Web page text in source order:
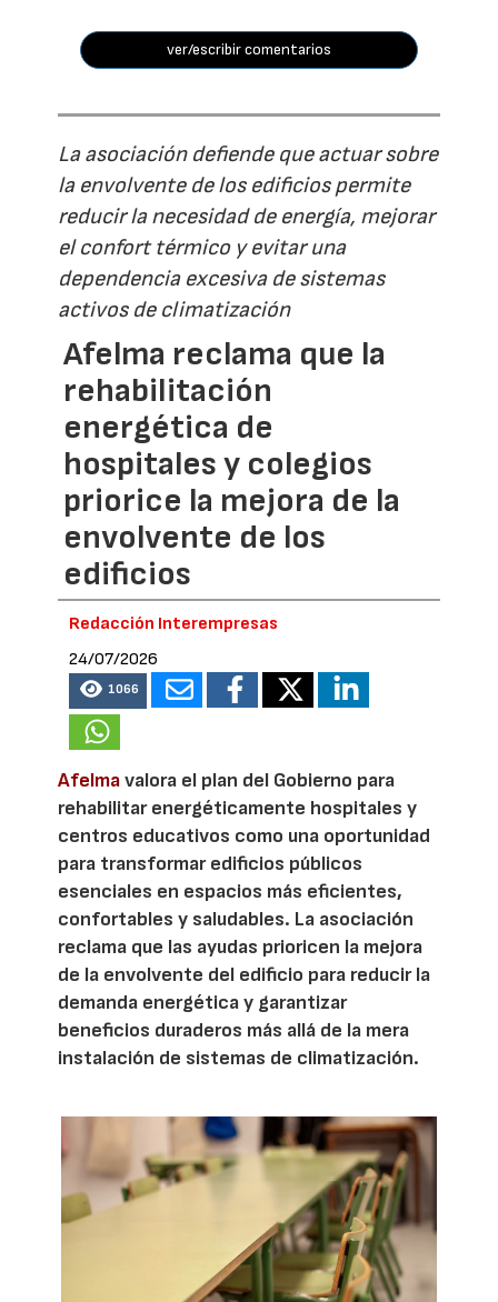
ver/escribir comentarios
La asociación defiende que actuar sobre
la envolvente de los edificios permite
reducir la necesidad de energía, mejorar
el confort térmico y evitar una
dependencia excesiva de sistemas
activos de climatización
Afelma reclama que la
rehabilitación
energética de
hospitales y colegios
priorice la mejora de la
envolvente de los
edificios
Redacción Interempresas
24/07/2026
1066
Afelmavalora el plan del Gobierno para
rehabilitar energéticamente hospitales y
centros educativos como una oportunidad
para transformar edificios públicos
esenciales en espacios más eficientes,
confortables y saludables. La asociación
reclama que las ayudas prioricen la mejora
de la envolvente del edificio para reducir la
demanda energética y garantizar
beneficios duraderos más allá de la mera
instalación de sistemas de climatización.